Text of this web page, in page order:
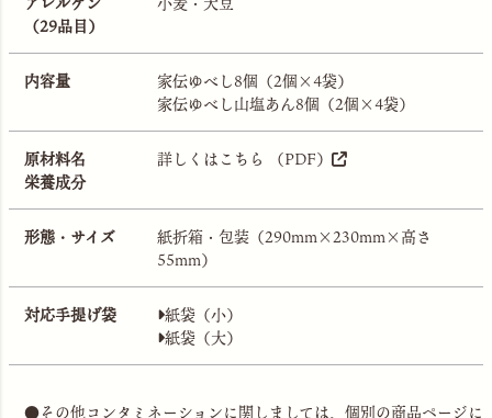
（29品目）
内容量
家伝ゆべし8個（2個×4袋）
家伝ゆべし山塩あん8個（2個×4袋）
原材料名
栄養成分
詳しくはこちら （PDF）
形態・サイズ
紙折箱・包装（290mm×230mm×高さ
55mm）
対応手提げ袋
紙袋（小）
紙袋（大）
●その他コンタミネーションに関しましては、個別の商品ページに